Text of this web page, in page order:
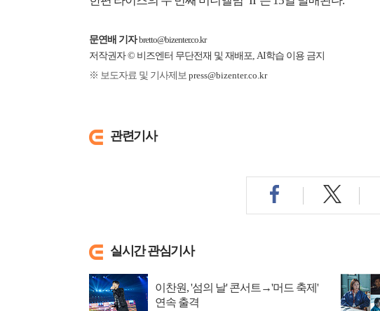
문연배 기자 bretto@bizenter.co.kr
저작권자 © 비즈엔터 무단전재 및 재배포, AI학습 이용 금지
※ 보도자료 및 기사제보 press@bizenter.co.kr
관련기사
실시간 관심기사
이찬원, '섬의 날' 콘서트→'머드 축제'
연속 출격